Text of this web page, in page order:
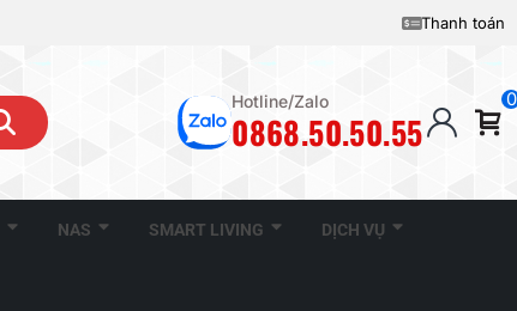
Thanh toán
Hotline/Zalo
0868.50.50.55
0
NAS SMART LIVING DỊCH VỤ